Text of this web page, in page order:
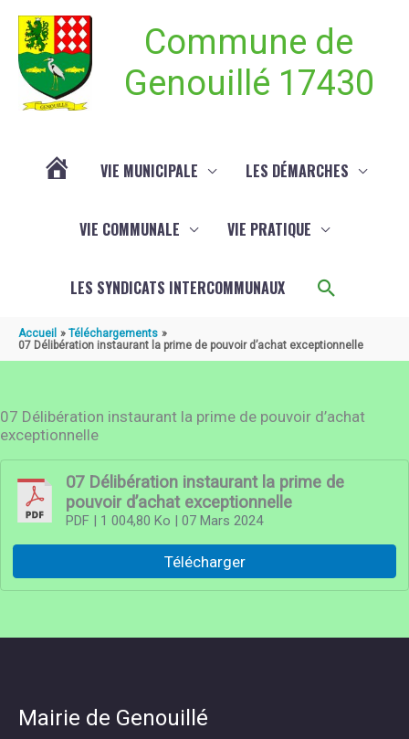
Commune de
Genouillé 17430
VIE MUNICIPALE LES DÉMARCHES
VIE COMMUNALE VIE PRATIQUE
LES SYNDICATS INTERCOMMUNAUX
Accueil
Téléchargements
07 Délibération instaurant la prime de pouvoir d’achat exceptionnelle
07 Délibération instaurant la prime de pouvoir d’achat
exceptionnelle
07 Délibération instaurant la prime de
pouvoir d’achat exceptionnelle
PDF| 1 004,80 Ko | 07 Mars 2024
Télécharger
Mairie de Genouillé